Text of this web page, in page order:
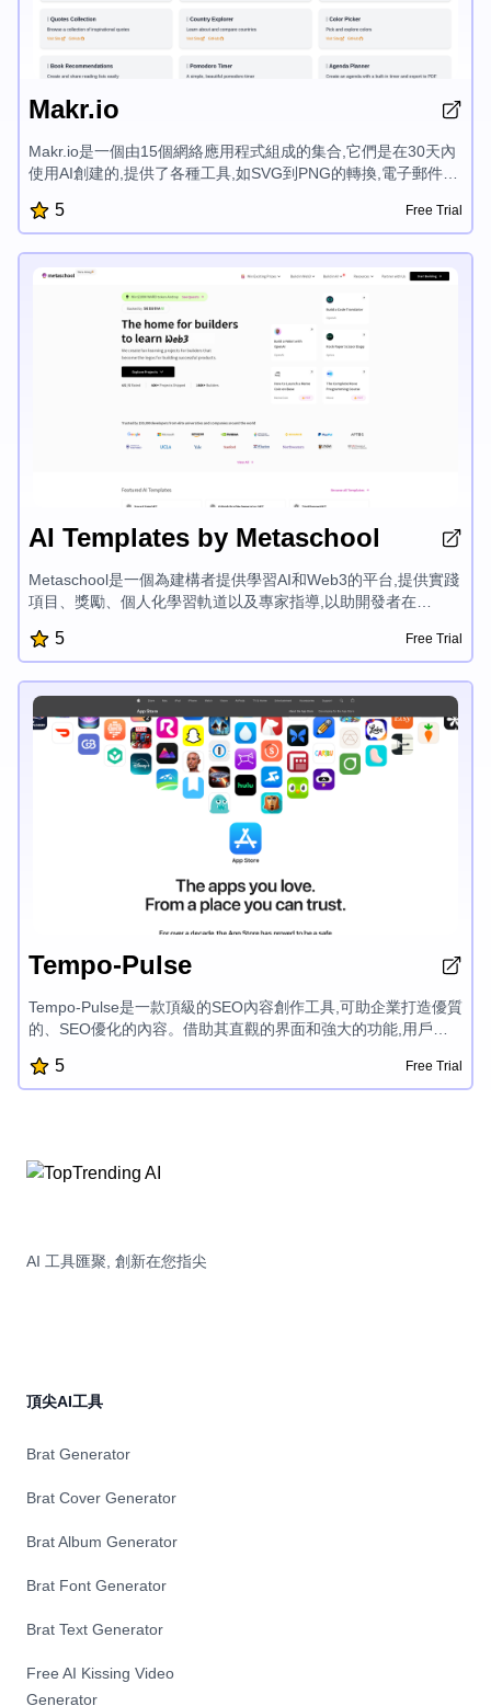
Makr.io
Makr.io是一個由15個網絡應用程式組成的集合,它們是在30天內
使用AI創建的,提供了各種工具,如SVG到PNG的轉換,電子郵件預
子郵件主題行測試器,鼓舞人心的引語,國家探索器,顏色選擇器,圖
書推薦,番茄鐘計時器,議程規劃器,HN增強,GitHub儲存庫探索器,
5 Free Trial
AI Templates by Metaschool
Metaschool是一個為建構者提供學習AI和Web3的平台,提供實踐
項目、獎勵、個人化學習軌道以及專家指導,以助開發者在
注於讓建構變得有趣簡單,賦能開發者創造成功產品,在激動人心
的AI和區塊鏈開發領域釋放其全部潛力。
5 Free Trial
Tempo-Pulse
Tempo-Pulse是一款頂級的SEO內容創作工具,可助企業打造優質
的、SEO優化的內容。借助其直觀的界面和強大的功能,用戶可
述、描述和文章。
5 Free Trial
AI 工具匯聚, 創新在您指尖
頂尖AI工具
Brat Generator
Brat Cover Generator
Brat Album Generator
Brat Font Generator
Brat Text Generator
Free AI Kissing Video
Generator